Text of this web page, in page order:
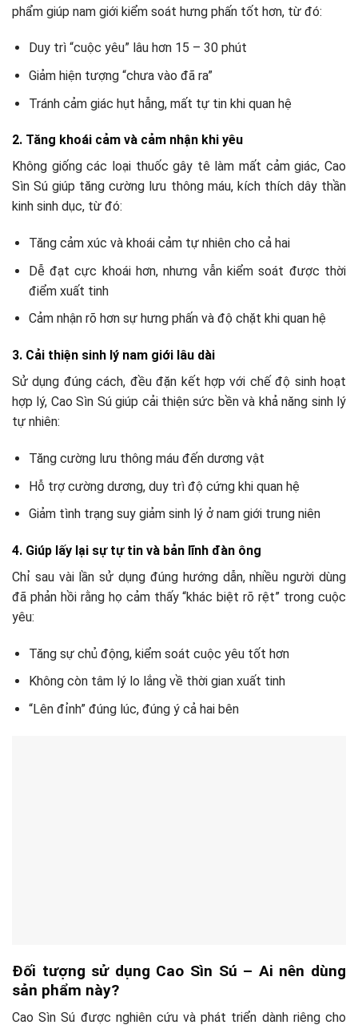
phẩm giúp nam giới kiểm soát hưng phấn tốt hơn, từ đó:
Duy trì “cuộc yêu” lâu hơn 15 – 30 phút
Giảm hiện tượng “chưa vào đã ra”
Tránh cảm giác hụt hẫng, mất tự tin khi quan hệ
2. Tăng khoái cảm và cảm nhận khi yêu
Không giống các loại thuốc gây tê làm mất cảm giác, Cao
Sìn Sú giúp tăng cường lưu thông máu, kích thích dây thần
kinh sinh dục, từ đó:
Tăng cảm xúc và khoái cảm tự nhiên cho cả hai
Dễ đạt cực khoái hơn, nhưng vẫn kiểm soát được thời
điểm xuất tinh
Cảm nhận rõ hơn sự hưng phấn và độ chặt khi quan hệ
3. Cải thiện sinh lý nam giới lâu dài
Sử dụng đúng cách, đều đặn kết hợp với chế độ sinh hoạt
hợp lý, Cao Sìn Sú giúp cải thiện sức bền và khả năng sinh lý
tự nhiên:
Tăng cường lưu thông máu đến dương vật
Hỗ trợ cường dương, duy trì độ cứng khi quan hệ
Giảm tình trạng suy giảm sinh lý ở nam giới trung niên
4. Giúp lấy lại sự tự tin và bản lĩnh đàn ông
Chỉ sau vài lần sử dụng đúng hướng dẫn, nhiều người dùng
đã phản hồi rằng họ cảm thấy “khác biệt rõ rệt” trong cuộc
yêu:
Tăng sự chủ động, kiểm soát cuộc yêu tốt hơn
Không còn tâm lý lo lắng về thời gian xuất tinh
“Lên đỉnh” đúng lúc, đúng ý cả hai bên
Đối tượng sử dụng Cao Sìn Sú – Ai nên dùng
sản phẩm này?
Cao Sìn Sú được nghiên cứu và phát triển dành riêng cho